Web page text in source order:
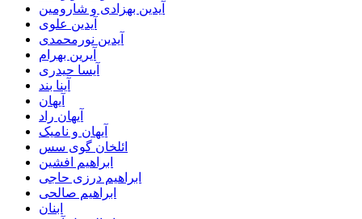
آیدین بهزادی و شارومین
آیدین علوی
آیدین نورمحمدی
آیرین بهرام
آیسا حیدری
آینا بند
آیهان
آیهان راد
آیهان و نامیک
ائلخان گوی سس
ابراهیم افشین
ابراهیم درزی حاجی
ابراهیم صالحی
ابنان